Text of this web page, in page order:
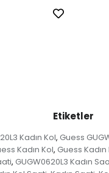
Etiketler
Kadın Kol, Guess
Kadın Kol, Guess
, GUGW0620L3 Kadın